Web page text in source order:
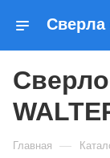
Главная —